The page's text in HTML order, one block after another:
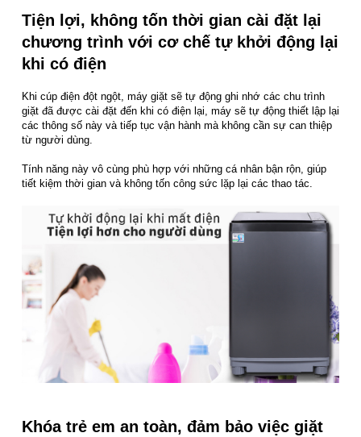
Tiện lợi, không tốn thời gian cài đặt lại
chương trình với cơ chế tự khởi động lại
khi có điện
Khi cúp điện đột ngột, máy giặt sẽ tự động ghi nhớ các chu trình
giặt đã được cài đặt đến khi có điện lại, máy sẽ tự động thiết lập lại
các thông số này và tiếp tục vận hành mà không cần sự can thiệp
từ người dùng.
Tính năng này vô cùng phù hợp với những cá nhân bận rộn, giúp
tiết kiệm thời gian và không tốn công sức lặp lại các thao tác.
Khóa trẻ em an toàn, đảm bảo việc giặt